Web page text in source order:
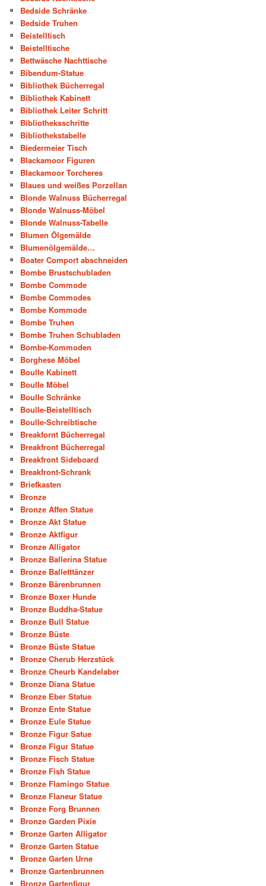
Bedside Schränke
Bedside Truhen
Beistelltisch
Beistelltische
Bettwäsche Nachttische
Bibendum-Statue
Bibliothek Bücherregal
Bibliothek Kabinett
Bibliothek Leiter Schritt
Bibliotheksschritte
Bibliothekstabelle
Biedermeier Tisch
Blackamoor Figuren
Blackamoor Torcheres
Blaues und weißes Porzellan
Blonde Walnuss Bücherregal
Blonde Walnuss-Möbel
Blonde Walnuss-Tabelle
Blumen Ölgemälde
Blumenölgemälde…
Boater Comport abschneiden
Bombe Brustschubladen
Bombe Commode
Bombe Commodes
Bombe Kommode
Bombe Truhen
Bombe Truhen Schubladen
Bombe-Kommoden
Borghese Möbel
Boulle Kabinett
Boulle Möbel
Boulle Schränke
Boulle-Beistelltisch
Boulle-Schreibtische
Breakfornt Bücherregal
Breakfront Bücherregal
Breakfront Sideboard
Breakfront-Schrank
Briefkasten
Bronze
Bronze Affen Statue
Bronze Akt Statue
Bronze Aktfigur
Bronze Alligator
Bronze Ballerina Statue
Bronze Balletttänzer
Bronze Bärenbrunnen
Bronze Boxer Hunde
Bronze Buddha-Statue
Bronze Bull Statue
Bronze Büste
Bronze Büste Statue
Bronze Cherub Herzstück
Bronze Cheurb Kandelaber
Bronze Diana Statue
Bronze Eber Statue
Bronze Ente Statue
Bronze Eule Statue
Bronze Figur Satue
Bronze Figur Statue
Bronze Fisch Statue
Bronze Fish Statue
Bronze Flamingo Statue
Bronze Flaneur Statue
Bronze Forg Brunnen
Bronze Garden Pixie
Bronze Garten Alligator
Bronze Garten Statue
Bronze Garten Urne
Bronze Gartenbrunnen
Bronze Gartenfigur